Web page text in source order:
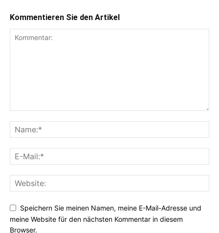
Kommentieren Sie den Artikel
Speichern Sie meinen Namen, meine E-Mail-Adresse und
meine Website für den nächsten Kommentar in diesem
Browser.